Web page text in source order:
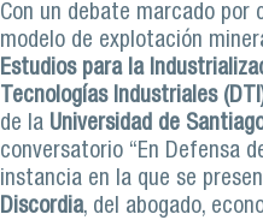
Con un debate marcado por
modelo de explotación
Estudios para la
Tecnologías Industriales
de la Universidad de
conversatorio “En Defensa
instancia en la que se
Discordia, del abogado,